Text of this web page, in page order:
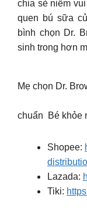
chia sẻ niềm
quen bú sữa
bình chọn Dr.
sinh trong hơn
Mẹ chọn Dr.
chuẩn Bé khỏe
Shopee:
Lazada:
Tiki: